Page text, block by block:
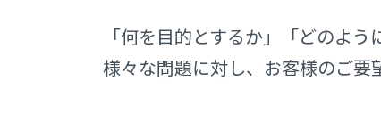
「何を目的とするか」「どのよ
様々な問題に対し、お客様のご要